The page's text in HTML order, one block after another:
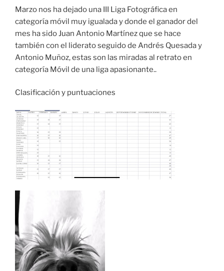
Marzo nos ha dejado una III Liga Fotográfica en
categoría móvil muy igualada y donde el ganador del
mes ha sido Juan Antonio Martínez que se hace
también con el liderato seguido de Andrés Quesada y
Antonio Muñoz, estas son las miradas al retrato en
categoría Móvil de una liga apasionante..
Clasificación y puntuaciones